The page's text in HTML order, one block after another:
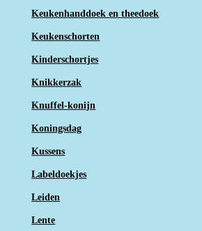
Keukenhanddoek en theedoek
Keukenschorten
Kinderschortjes
Knikkerzak
Knuffel-konijn
Koningsdag
Kussens
Labeldoekjes
Leiden
Lente